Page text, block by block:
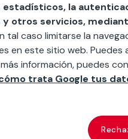
industriales? Aquí
se adaptan a las
servicios de reparaciones
la
otros servicios,
tal caso limitarse la
en este sitio web.
información, puedes
trata Google tus